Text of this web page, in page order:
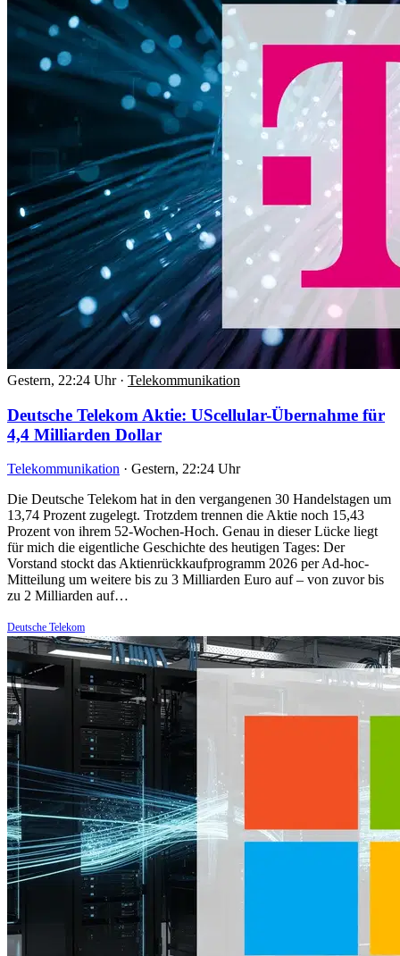
Gestern, 22:24 Uhr · Telekommunikation
Deutsche Telekom Aktie: UScellular-Übernahme für
4,4 Milliarden Dollar
Telekommunikation · Gestern, 22:24 Uhr
Die Deutsche Telekom hat in den vergangenen 30 Handelstagen um
13,74 Prozent zugelegt. Trotzdem trennen die Aktie noch 15,43
Prozent von ihrem 52-Wochen-Hoch. Genau in dieser Lücke liegt
für mich die eigentliche Geschichte des heutigen Tages: Der
Vorstand stockt das Aktienrückkaufprogramm 2026 per Ad-hoc-
Mitteilung um weitere bis zu 3 Milliarden Euro auf – von zuvor bis
zu 2 Milliarden auf…
Deutsche Telekom